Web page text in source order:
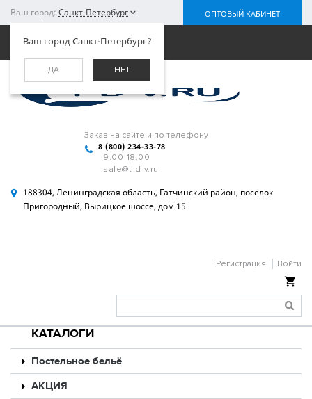
Ваш город: Санкт-Петербург
Ваш город Санкт-Петербург?
ДА НЕТ
ОПТОВЫЙ КАБИНЕТ
Заказ на сайте и по телефону
8 (800) 234-33-78
9:00-18:00
sale@t-d-v.ru
188304, Ленинградская область, Гатчинский район, посёлок
Пригородный, Вырицкое шоссе, дом 15
Регистрация Войти
Меню
КАТАЛОГИ
Постельное бельё
АКЦИЯ